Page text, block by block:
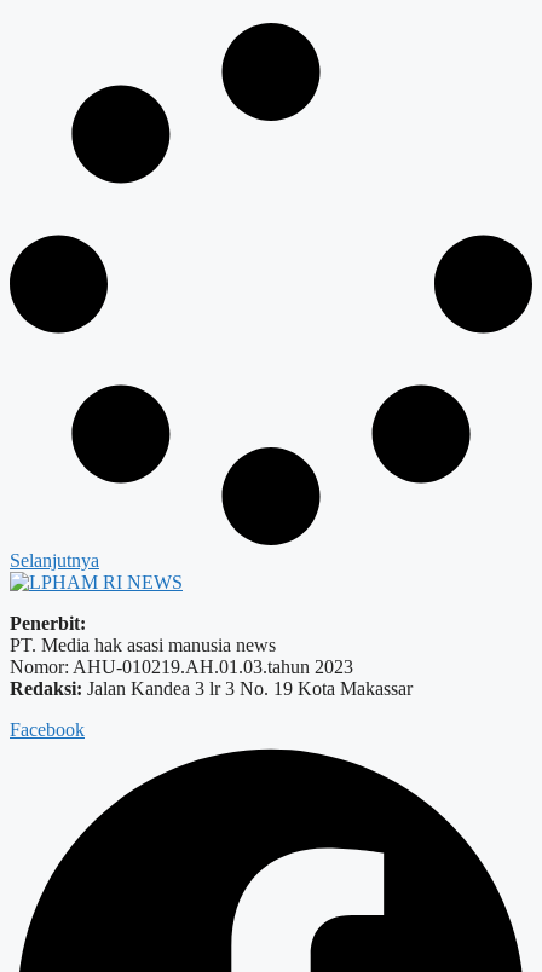
Selanjutnya
Penerbit:
PT. Media hak asasi manusia news
Nomor: AHU-010219.AH.01.03.tahun 2023
Redaksi: Jalan Kandea 3 lr 3 No. 19 Kota Makassar
Facebook